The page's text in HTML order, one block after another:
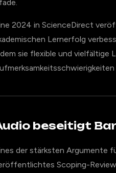
2024 in ScienceDirect
Lernerfolg
sie flexible und vielfältige
beseitigt
der stärksten Argumente
Scoping-